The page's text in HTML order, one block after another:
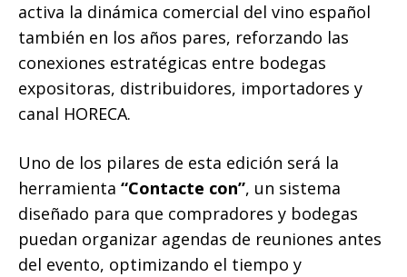
activa la dinámica comercial del vino español
también en los años pares, reforzando las
conexiones estratégicas entre bodegas
expositoras, distribuidores, importadores y
canal HORECA.
Uno de los pilares de esta edición será la
herramienta “Contacte con”, un sistema
diseñado para que compradores y bodegas
puedan organizar agendas de reuniones antes
del evento, optimizando el tiempo y